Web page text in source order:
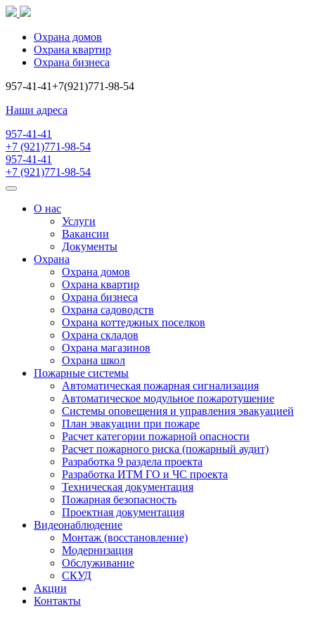
Охрана домов
Охрана квартир
Охрана бизнеса
957-41-41+7(921)771-98-54
Наши адреса
957-41-41
+7 (921)771-98-54
957-41-41
+7 (921)771-98-54
О нас
Услуги
Вакансии
Документы
Охрана
Охрана домов
Охрана квартир
Охрана бизнеса
Охрана садоводств
Охрана коттеджных поселков
Охрана складов
Охрана магазинов
Охрана школ
Пожарные системы
Автоматическая пожарная сигнализация
Автоматическое модульное пожаротушение
Системы оповещения и управления эвакуацией
План эвакуации при пожаре
Расчет категории пожарной опасности
Расчет пожарного риска (пожарный аудит)
Разработка 9 раздела проекта
Разработка ИТМ ГО и ЧС проекта
Техническая документация
Пожарная безопасность
Проектная документация
Видеонаблюдение
Монтаж (восстановление)
Модернизация
Обслуживание
СКУД
Акции
Контакты